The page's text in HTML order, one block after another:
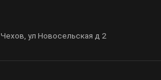
ул Новосельская д 2